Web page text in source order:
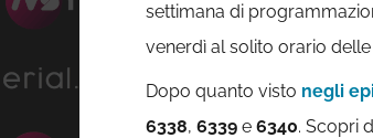
settimana di
venerdì al solito orario delle
Dopo quanto visto negli
6338, 6339 e 6340. Scopri